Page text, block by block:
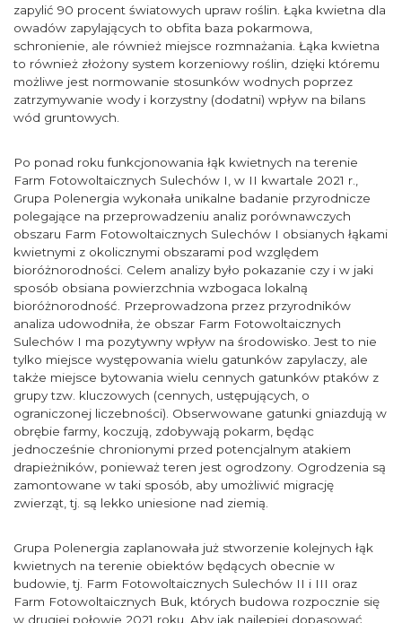
zapylić 90 procent światowych upraw roślin. Łąka kwietna dla
owadów zapylających to obfita baza pokarmowa,
schronienie, ale również miejsce rozmnażania. Łąka kwietna
to również złożony system korzeniowy roślin, dzięki któremu
możliwe jest normowanie stosunków wodnych poprzez
zatrzymywanie wody i korzystny (dodatni) wpływ na bilans
wód gruntowych.
Po ponad roku funkcjonowania łąk kwietnych na terenie
Farm Fotowoltaicznych Sulechów I, w II kwartale 2021 r.,
Grupa Polenergia wykonała unikalne badanie przyrodnicze
polegające na przeprowadzeniu analiz porównawczych
obszaru Farm Fotowoltaicznych Sulechów I obsianych łąkami
kwietnymi z okolicznymi obszarami pod względem
bioróżnorodności. Celem analizy było pokazanie czy i w jaki
sposób obsiana powierzchnia wzbogaca lokalną
bioróżnorodność. Przeprowadzona przez przyrodników
analiza udowodniła, że obszar Farm Fotowoltaicznych
Sulechów I ma pozytywny wpływ na środowisko. Jest to nie
tylko miejsce występowania wielu gatunków zapylaczy, ale
także miejsce bytowania wielu cennych gatunków ptaków z
grupy tzw. kluczowych (cennych, ustępujących, o
ograniczonej liczebności). Obserwowane gatunki gniazdują w
obrębie farmy, koczują, zdobywają pokarm, będąc
jednocześnie chronionymi przed potencjalnym atakiem
drapieżników, ponieważ teren jest ogrodzony. Ogrodzenia są
zamontowane w taki sposób, aby umożliwić migrację
zwierząt, tj. są lekko uniesione nad ziemią.
Grupa Polenergia zaplanowała już stworzenie kolejnych łąk
kwietnych na terenie obiektów będących obecnie w
budowie, tj. Farm Fotowoltaicznych Sulechów II i III oraz
Farm Fotowoltaicznych Buk, których budowa rozpocznie się
w drugiej połowie 2021 roku. Aby jak najlepiej dopasować